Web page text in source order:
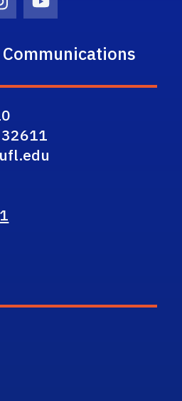
Icon Icon
Youtube Icon